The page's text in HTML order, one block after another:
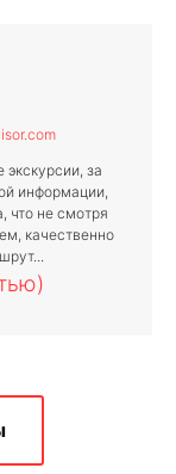
за
информации,
что не смотря
качественно